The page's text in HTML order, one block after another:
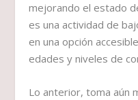
mejorando el estado
es una actividad de
en una opción
edades y niveles de
Lo anterior, toma aún